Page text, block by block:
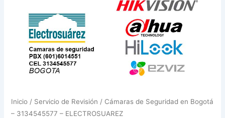
Inicio / Servicio de Revisión / Cámaras de Seguridad en Bogotá
– 3134545577 – ELECTROSUAREZ